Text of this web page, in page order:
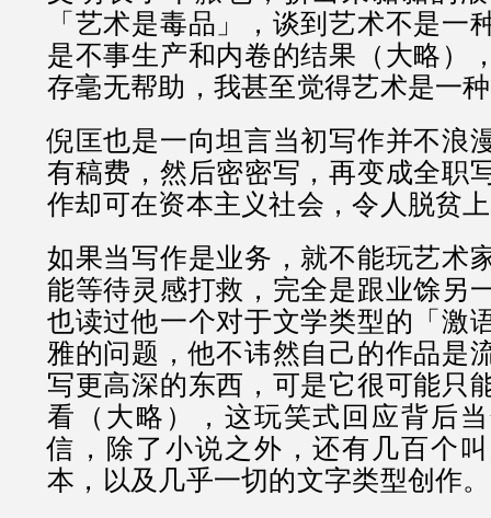
「艺术是毒品」，谈到艺术不是一
是不事生产和内卷的结果（大略）
存毫无帮助，我甚至觉得艺术是一
倪匡也是一向坦言当初写作并不浪
有稿费，然后密密写，再变成全职
作却可在资本主义社会，令人脱贫
如果当写作是业务，就不能玩艺术
能等待灵感打救，完全是跟业馀另
也读过他一个对于文学类型的「激
雅的问题，他不讳然自己的作品是
写更高深的东西，可是它很可能只
看（大略），这玩笑式回应背后
信，除了小说之外，还有几百个
本，以及几乎一切的文字类型创作。